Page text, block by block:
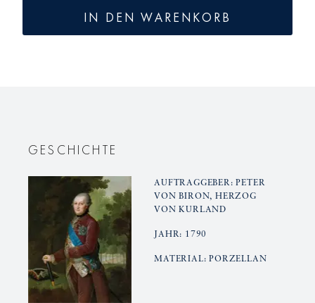
KURLAND
IN DEN WARENKORB
GESCHICHTE
AUFTRAGGEBER: PETER
VON BIRON, HERZOG
VON KURLAND
JAHR: 1790
MATERIAL: PORZELLAN